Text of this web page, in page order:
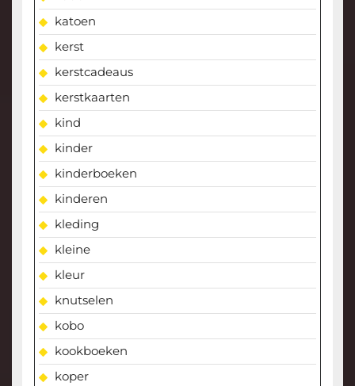
katoen
kerst
kerstcadeaus
kerstkaarten
kind
kinder
kinderboeken
kinderen
kleding
kleine
kleur
knutselen
kobo
kookboeken
koper